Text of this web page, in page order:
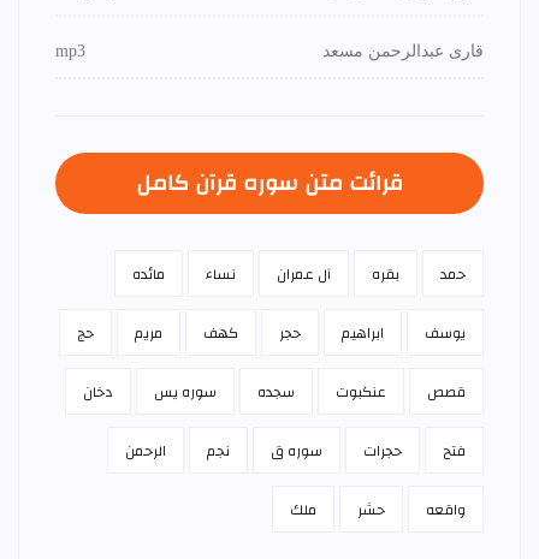
قاری عبدالرحمن مسعد mp3
قرائت متن سوره قرآن كامل
حمد بقره آل عمران نساء مائده
يوسف ابراهيم حجر كهف مريم حج
قصص عنكبوت سجده سوره يس دخان
فتح حجرات سوره ق نجم الرحمن
واقعه حشر ملك